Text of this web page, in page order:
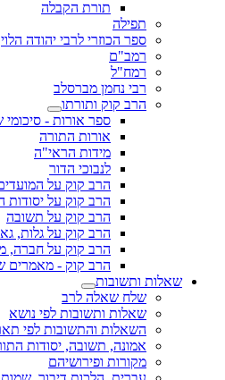
תורת הקבלה
תפילה
ספר הכוזרי לרבי יהודה הלוי
רמב"ם
רמח"ל
רבי נחמן מברסלב
הרב קוק ותורתו
ספר אורות - סיכומי
אורות התורה
מידות הראי"ה
לנבוכי הדור
הרב קוק על
הרב קוק על יסודות
הרב קוק על תשובה
הרב קוק על גלות,
הרב קוק על חברה,
הרב קוק - מאמרים
שאלות ותשובות
שלח שאלה לרב
שאלות ותשובות לפי נושא
השאלות והתשובות לפי
אמונה, תשובה, יסודות
מקורות ופירושיהם